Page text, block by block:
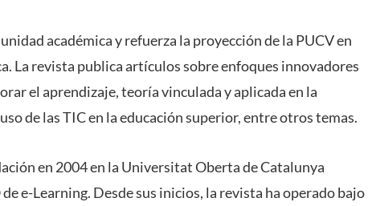
académica y refuerza la proyección de la PUCV en
La revista publica artículos sobre enfoques innovadores
el aprendizaje, teoría vinculada y aplicada en la
de las TIC en la educación superior, entre otros temas.
en 2004 en la Universitat Oberta de Catalunya
e-Learning. Desde sus inicios, la revista ha operado bajo